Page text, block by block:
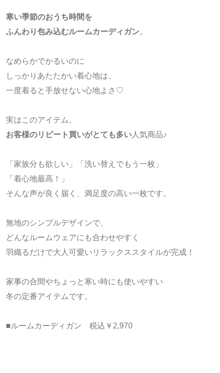
寒い季節のおうち時間を
ふんわり包み込むルームカーディガン。
なめらかでかるいのに
しっかりあたたかい着心地は、
一度着ると手放せない心地よさ♡
実はこのアイテム、
お客様のリピート買いがとても多い 人気商品♪
「家族分も欲しい」「洗い替えでもう一枚」
「着心地最高！」
そんな声が良く届く、満足度の高い一枚です。
無地のシンプルデザインで、
どんなルームウェアにも合わせやすく
羽織るだけで大人可愛いリラックススタイルが完成！
家事の合間やちょっと寒い時にも使いやすい
冬の定番アイテムです。
■ルームカーディガン 税込￥2,970